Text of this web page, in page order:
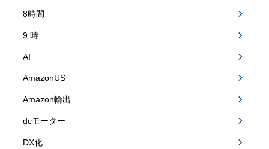
8時間
9 時
AI
AmazonUS
Amazon輸出
dcモーター
DX化